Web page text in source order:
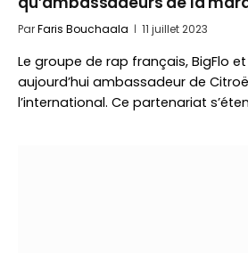
ParFaris Bouchaala 11 juillet 2023
Le groupe de rap français, BigFlo
aujourd’hui ambassadeur de
l’international. Ce partenariat